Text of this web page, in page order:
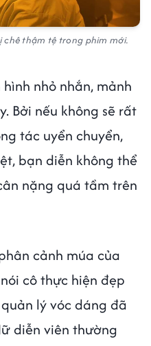
chê thậm tệ trong phim mới.
nhỏ nhắn, mảnh
Bởi nếu không sẽ rất
tác uyển chuyển,
bạn diễn không thể
nặng quá tầm trên
cảnh múa của
cô thực hiện đẹp
lý vóc dáng đã
diễn viên thường